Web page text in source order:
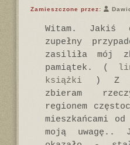
Zamieszczone przez:
Witam. Jakiś
zupełny
zasiliła mój
pamiątek. (
książki ) Z
zbieram
regionem
mieszkańcami
moją uwagę..